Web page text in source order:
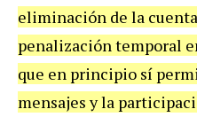
eliminación de la
penalización temporal
que en principio sí
mensajes y la